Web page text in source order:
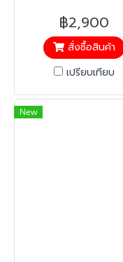
฿2,900
สั่งซื้อสินค้า
เปรียบเทียบ
New